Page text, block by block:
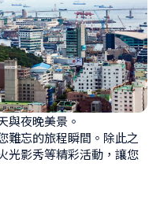
與夜晚美景。
難忘的旅程瞬間。除此之
光影秀等精彩活動，讓您